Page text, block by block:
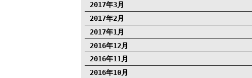
2017年3月
2017年2月
2017年1月
2016年12月
2016年11月
2016年10月